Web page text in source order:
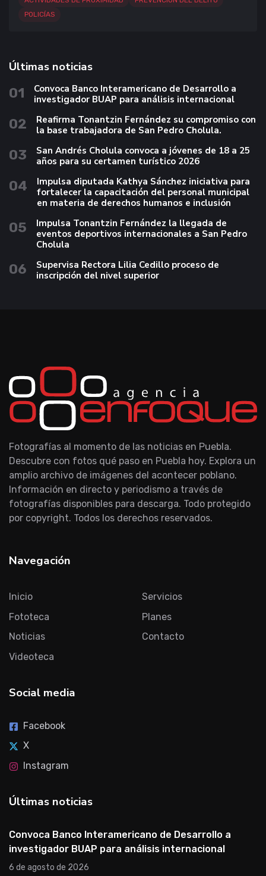
POLICÍAS
Últimas noticias
01
Convoca Banco Interamericano de Desarrollo a
investigador BUAP para análisis internacional
02
Reafirma Tonantzin Fernández su compromiso con
la base trabajadora de San Pedro Cholula.
03
San Andrés Cholula convoca a jóvenes de 18 a 25
años para su certamen turístico 2026
04
Impulsa diputada Kathya Sánchez iniciativa para
fortalecer la capacitación del personal municipal
en materia de derechos humanos e inclusión
05
Impulsa Tonantzin Fernández la llegada de
eventos deportivos internacionales a San Pedro
Cholula
06
Supervisa Rectora Lilia Cedillo proceso de
inscripción del nivel superior
Fotografías al momento de las noticias en Puebla.
Descubre con fotos qué paso en Puebla hoy. Explora un
amplio archivo de imágenes del acontecer poblano.
Información en directo y periodismo a través de
fotografías disponibles para descarga. Todo protegido
por copyright. Todos los derechos reservados.
Navegación
Inicio
Fototeca
Noticias
Videoteca
Servicios
Planes
Contacto
Social media
Facebook
X
Instagram
Últimas noticias
Convoca Banco Interamericano de Desarrollo a
investigador BUAP para análisis internacional
6 de agosto de 2026